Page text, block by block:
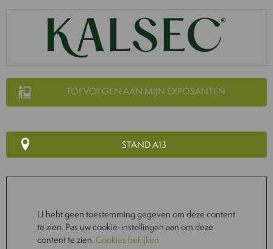
TOEVOEGEN AAN MIJN EXPOSANTEN
STAND A13
U hebt geen toestemming gegeven om deze content
te zien. Pas uw cookie-instellingen aan om deze
content te zien.Cookies bekijken